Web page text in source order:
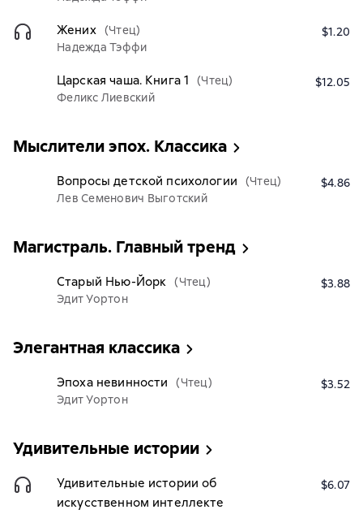
Жених (Чтец)
Надежда Тэффи
$1.20
Царская чаша. Книга 1
(Чтец)
Феликс Лиевский
$12.05
Мыслители эпох. Классика
Вопросы детской психологии
(Чтец)
Лев Семенович Выготский
$4.86
Магистраль. Главный тренд
Старый Нью-Йорк (Чтец)
Эдит Уортон
$3.88
Элегантная классика
Эпоха невинности
(Чтец)
Эдит Уортон
$3.52
Удивительные истории
Удивительные истории об
искусственном интеллекте
$6.07